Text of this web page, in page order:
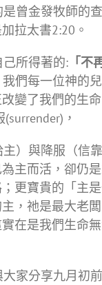
曾金發牧師的
拉太書2:20。
所得著的: 「
們每一位神的
變了我們的生
(surrender)，
）與降服（信
主而活，卻仍
更寶貴的「主
，祂是最大老
在是我們生命
家分享九月初